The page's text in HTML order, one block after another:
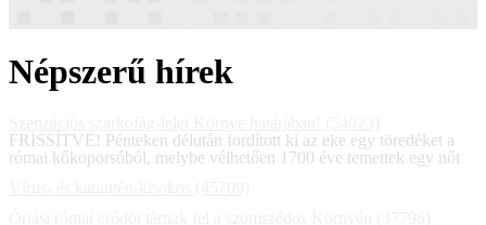
Népszerű hírek
FRISSÍTVE! Pénteken délután fordított ki az eke egy töredéket a
római kőkoporsóból, melybe vélhetően 1700 éve temettek egy nőt